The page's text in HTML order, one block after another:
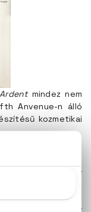
mindez nem
Anvenue-n álló
kozmetikai
és a modern
idején a
szépészeti
jóga vagy a